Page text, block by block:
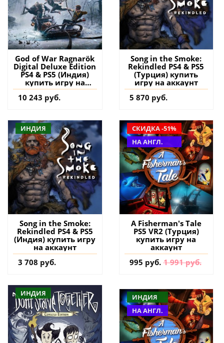
God of War Ragnarök
Digital Deluxe Edition
PS4 & PS5 (Индия)
купить игру на
аккаунт
10 243 руб.
Song in the Smoke:
Rekindled PS4 & PS5
(Турция) купить
игру на аккаунт
5 870 руб.
ИНДИЯ
Song in the Smoke:
Rekindled PS4 & PS5
(Индия) купить игру
на аккаунт
3 708 руб.
СКИДКА -51%
НА АНГЛ.
A Fisherman's Tale
PS5 VR2 (Турция)
купить игру на
аккаунт
995 руб. 1 991 руб.
ИНДИЯ
ИНДИЯ
НА АНГЛ.